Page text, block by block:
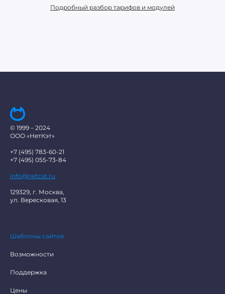
Подробный разбор тарифов и модулей
© 1999 – 2024
ООО «НетКэт»
+7 (495) 783-60-21
+7 (495) 055-73-84
info@netcat.ru
129329, г. Москва,
ул. Вересковая, 13
Шаблоны сайтов
Возможности
Поддержка
Цены